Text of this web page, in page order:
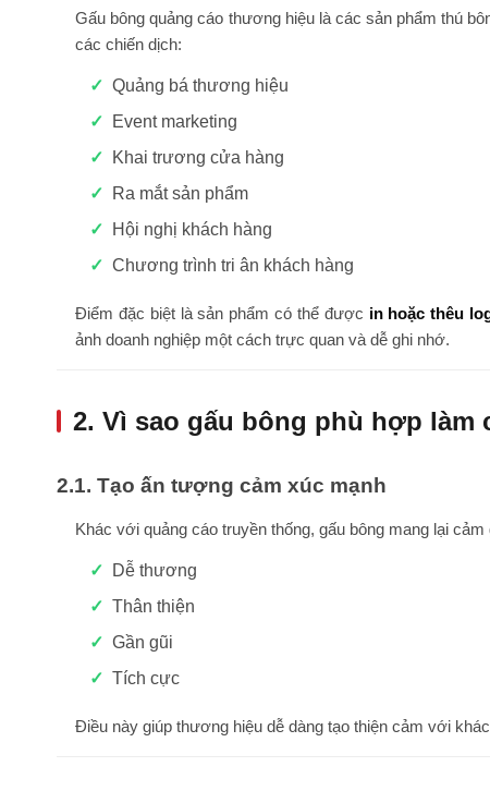
Gấu bông quảng cáo thương hiệu là các sản phẩm thú
các chiến dịch:
Quảng bá thương hiệu
Event marketing
Khai trương cửa hàng
Ra mắt sản phẩm
Hội nghị khách hàng
Chương trình tri ân khách hàng
Điểm đặc biệt là sản phẩm có thể được in hoặc thêu
ảnh doanh nghiệp một cách trực quan và dễ ghi nhớ.
2. Vì sao gấu bông phù hợp
2.1. Tạo ấn tượng cảm xúc mạnh
Khác với quảng cáo truyền thống, gấu bông mang lại cảm
Dễ thương
Thân thiện
Gần gũi
Tích cực
Điều này giúp thương hiệu dễ dàng tạo thiện cảm với